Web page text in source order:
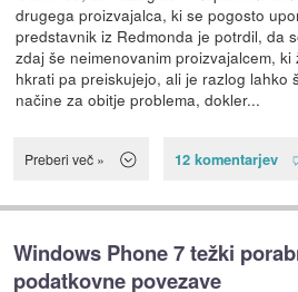
drugega proizvajalca, ki se pogosto
predstavnik iz Redmonda je potrdil, da
zdaj še neimenovanim proizvajalcem,
hkrati pa preiskujejo, ali je razlog lahko
načine za obitje problema, dokler...
Preberi več » 12 komentarjev
Windows Phone 7 težki
podatkovne povezave